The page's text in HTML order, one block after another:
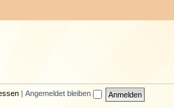
Angemeldet bleiben